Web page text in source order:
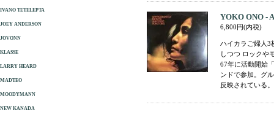
YOKO ONO -
6,800円(内税)
ハイカラご婦人3
しつつ ロックや
67年に活動開始
ンドで参加。グ
反映されている
IVANO TETELEPTA
JOEY ANDERSON
JOVONN
KLASSE
LARRY HEARD
MADTEO
MOODYMANN
NEW KANADA